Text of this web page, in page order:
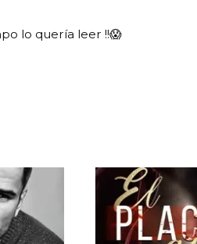
lo quería leer !!😱